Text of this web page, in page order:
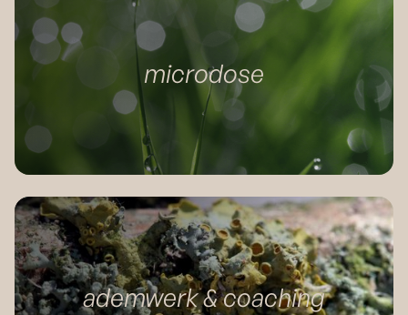
microdose
ademwerk & coaching